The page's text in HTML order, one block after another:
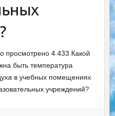
просмотрено 4 433 Какой
быть температура
в учебных помещениях
учреждений?